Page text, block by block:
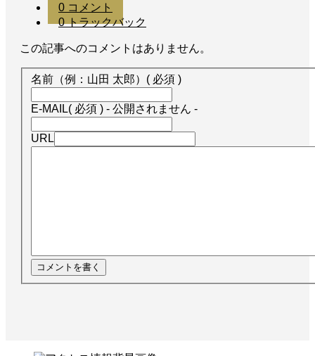
0 コメント
0 トラックバック
この記事へのコメントはありません。
名前（例：山田 太郎） ( 必須 )
E-MAIL( 必須 ) - 公開されません -
URL